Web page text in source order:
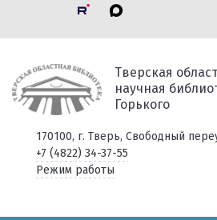
Тверская
научная
Горького
170100, г. Тверь, Свободный
+7 (4822) 34-37-55
Режим работы